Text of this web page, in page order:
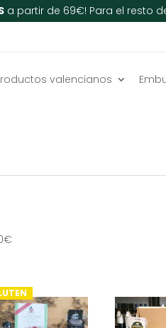
a partir de 69€! Para el resto
valencianos